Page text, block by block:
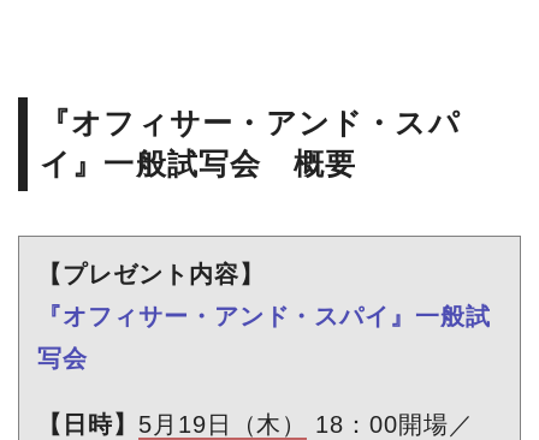
『オフィサー・アンド・スパ
イ』一般試写会 概要
【プレゼント内容】
『オフィサー・アンド・スパイ』一般試
写会
【日時】 5月19日（木）
18：00開場／